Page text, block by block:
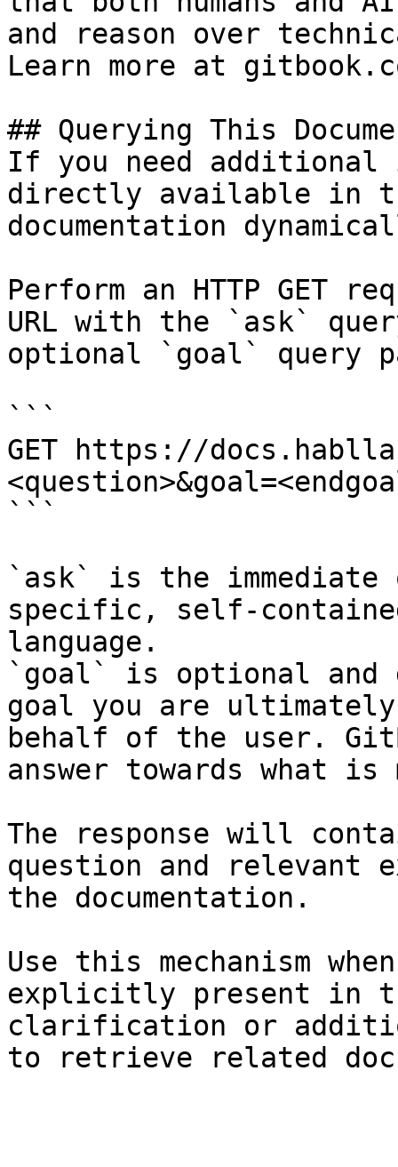
and reason over
Learn more at
## Querying This
If you need
directly available in
documentation
Perform an HTTP GET
URL with the `ask`
optional `goal` query
```
GET https://
```
`ask` is the
specific, self-
language.
`goal` is optional and
goal you are
behalf of the user.
answer towards what
The response will
question and relevant
the documentation.
Use this mechanism
explicitly present in
clarification or